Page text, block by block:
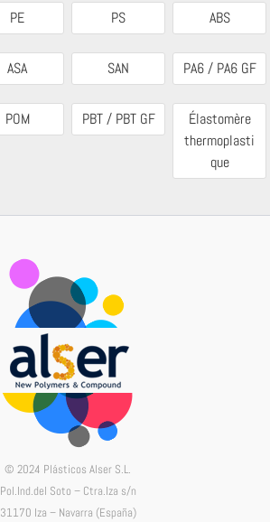
PE PS ABS
ASA SAN PA6 / PA6 GF
POM PBT / PBT GF
Élastomère
thermoplasti
que
© 2024 Plásticos Alser S.L.
Pol.Ind.del Soto – Ctra.Iza s/n
31170 Iza – Navarra (España)